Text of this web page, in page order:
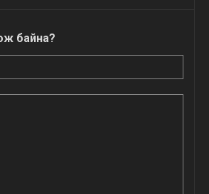
байна?